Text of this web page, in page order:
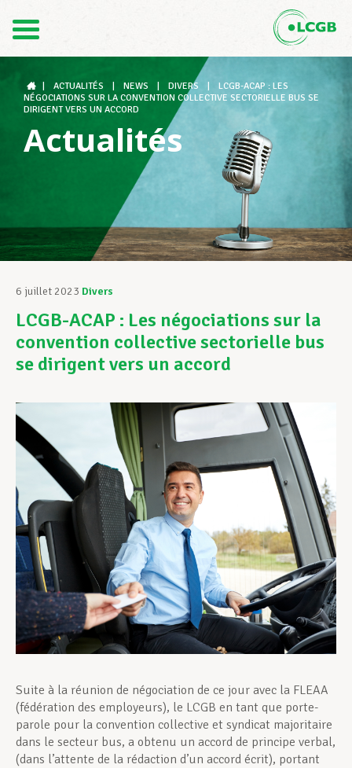
DE
Le LCGB
Structures syndicales
Assistance au Travail
Vos droits
Développement professionnel
Devenir Membre
Actualités
ACTUALITÉS NEWS DIVERS
LCGB-ACAP : LES
NÉGOCIATIONS SUR LA CONVENTION COLLECTIVE SECTORIELLE BUS SE
DIRIGENT VERS UN ACCORD
Actualités
6 juillet 2023 Divers
LCGB-ACAP : Les négociations sur la
convention collective sectorielle bus
se dirigent vers un accord
Suite à la réunion de négociation de ce jour avec la FLEAA
(fédération des employeurs), le LCGB en tant que porte-
parole pour la convention collective et syndicat majoritaire
dans le secteur bus, a obtenu un accord de principe verbal,
(dans l’attente de la rédaction d’un accord écrit), portant